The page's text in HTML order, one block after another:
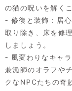
の猫の呪いを解く
- 修復と装飾：居
取り除き、床を修
しましょう。
- 風変わりなキャ
兼漁師のオラフや
クなNPCたちの奇